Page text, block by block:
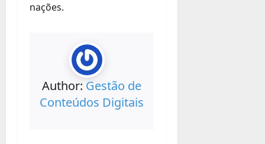
nações.
Author: Gestão de
Conteúdos Digitais